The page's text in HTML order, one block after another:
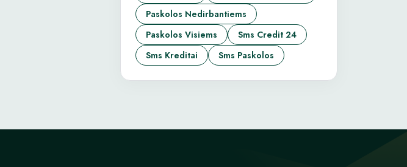
Paskolos Nedirbantiems
Paskolos Visiems
Sms Credit 24
Sms Kreditai
Sms Paskolos